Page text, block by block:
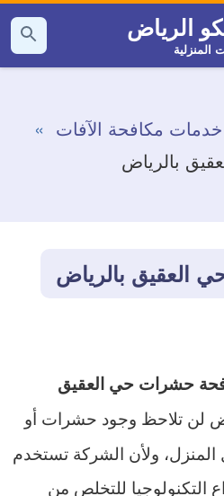
الرياض
المنزلية
بحث
عن
خدمات مكافحة الآفات
بالرياض
العقيق بالرياض
حشرات حي العقيق
لن تلاحظ وجود حشرات أو
المنزل، ولأن الشركة تستخدم
للتخلص من